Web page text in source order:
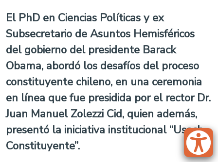
El PhD en Ciencias Políticas y ex
Subsecretario de Asuntos Hemisféricos
del gobierno del presidente Barack
Obama, abordó los desafíos del proceso
constituyente chileno, en una ceremonia
en línea que fue presidida por el rector Dr.
Juan Manuel Zolezzi Cid, quien además,
presentó la iniciativa institucional “Usach
Constituyente”.